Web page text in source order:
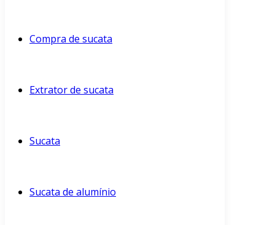
Compra de sucata
Extrator de sucata
Sucata
Sucata de alumínio